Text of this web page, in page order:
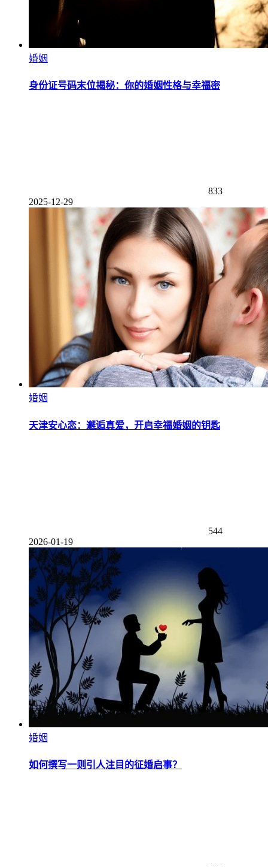
婚姻
身份证号码末位揭秘：你的婚姻性格与幸福密
833
2025-12-29
婚姻
天津安心恋：邂逅真爱，开启幸福婚姻的钥匙
544
2026-01-19
婚姻
如何撰写一则引人注目的征婚启事？